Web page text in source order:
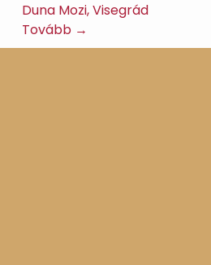
Duna Mozi, Visegrád
Tovább →